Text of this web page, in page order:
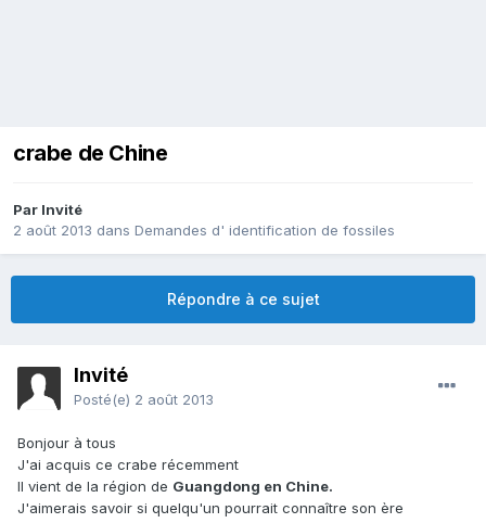
crabe de Chine
Par Invité
2 août 2013 dans Demandes d' identification de fossiles
Répondre à ce sujet
Invité
Posté(e) 2 août 2013
Bonjour à tous
J'ai acquis ce crabe récemment
Il vient de la région de Guangdong en Chine.
J'aimerais savoir si quelqu'un pourrait connaître son ère